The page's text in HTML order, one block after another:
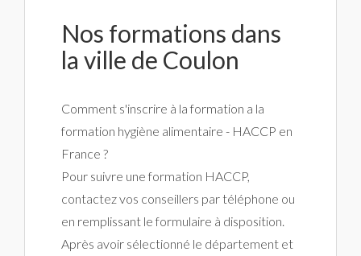
Nos formations dans
la ville de Coulon
Comment s'inscrire à la formation a la
formation hygiène alimentaire - HACCP en
France ?
Pour suivre une formation HACCP,
contactez vos conseillers par téléphone ou
en remplissant le formulaire à disposition.
Après avoir sélectionné le département et